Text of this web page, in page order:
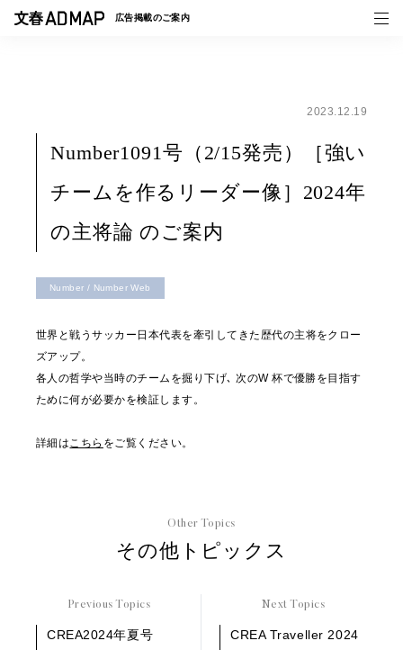
広告掲載のご案内
事例一覧
トピックス
2023.12.19
Number1091号（2/15発売）［強い
チームを作るリーダー像］2024年
の主将論 のご案内
Number / Number Web
世界と戦うサッカー日本代表を牽引してきた歴代の主将をクロー
ズアップ。
各人の哲学や当時のチームを掘り下げ､ 次のW 杯で優勝を目指す
ために何が必要かを検証します。
詳細はこちら をご覧ください。
Other Topics
その他トピックス
Previous Topics
CREA2024年夏号
Next Topics
CREA Traveller 2024